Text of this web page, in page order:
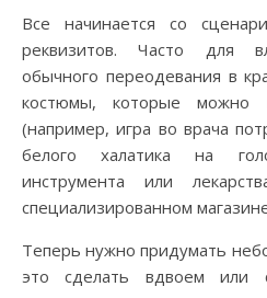
Все начинается со
реквизитов. Часто для
обычного переодевания в
костюмы, которые можно
(например, игра во врача
белого халатика на
инструмента или
специализированном
Теперь нужно придумать
это сделать вдвоем или